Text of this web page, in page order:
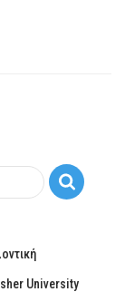
University